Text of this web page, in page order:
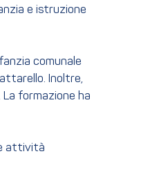
e istruzione
comunale
Inoltre,
formazione ha
attività